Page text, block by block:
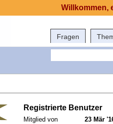
Fragen
Registrierte Benutzer
Mitglied von
23 Mär
Willkommen,